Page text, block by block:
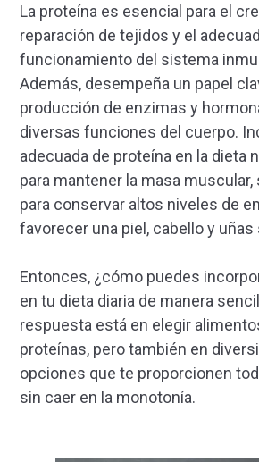
La proteína es esencial para el
reparación de tejidos y el
funcionamiento del sistema
Además, desempeña un papel
producción de enzimas y
diversas funciones del cuerpo.
adecuada de proteína en la dieta
para mantener la masa
para conservar altos niveles de
favorecer una piel, cabello y uñas
Entonces, ¿cómo puedes
en tu dieta diaria de manera
respuesta está en elegir
proteínas, pero también en
opciones que te proporcionen
sin caer en la monotonía.